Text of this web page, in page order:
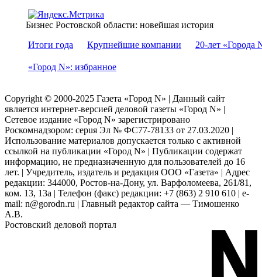
Бизнес Ростовской области: новейшая история
Итоги года
Крупнейшие компании 20-лет «Города
«Город N»: избранное
Copyright © 2000-2025 Газета «Город N» | Данный сайт
является интернет-версией деловой газеты «Город N» |
Сетевое издание «Город N» зарегистрировано
Роскомнадзором: серuя Эл № ФС77-78133 от 27.03.2020 |
Использование материалов допускается только с активной
ссылкой на публикации «Город N» | Публикации содержат
информацию, не предназначенную для пользователей до 16
лет. | Учредитель, издатель и редакция ООО «Газета» | Адрес
редакции: 344000, Ростов-на-Дону, ул. Варфоломеева, 261/81,
ком. 13, 13а | Телефон (факс) редакции: +7 (863) 2 910 610 | e-
mail: n@gorodn.ru | Главный редактор сайта — Тимошенко
А.В.
Ростовский деловой портал